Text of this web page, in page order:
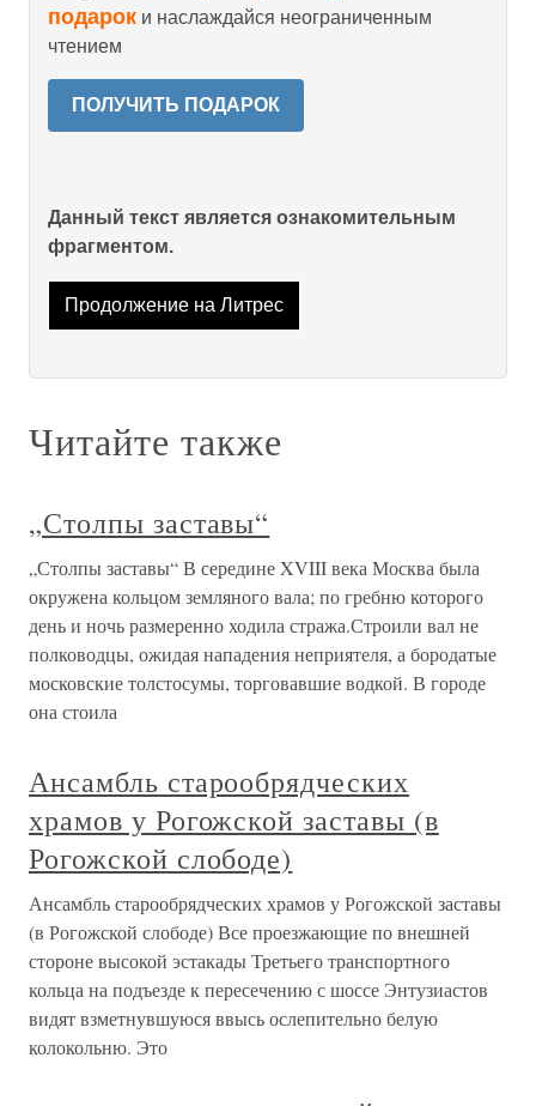
подарок и наслаждайся неограниченным
чтением
ПОЛУЧИТЬ ПОДАРОК
Данный текст является ознакомительным
фрагментом.
Продолжение на Литрес
Читайте также
„Столпы заставы“
„Столпы заставы“ В середине XVIII века Москва была
окружена кольцом земляного вала; по гребню которого
день и ночь размеренно ходила стража.Строили вал не
полководцы, ожидая нападения неприятеля, а бородатые
московские толстосумы, торговавшие водкой. В городе
она стоила
Ансамбль старообрядческих
храмов у Рогожской заставы (в
Рогожской слободе)
Ансамбль старообрядческих храмов у Рогожской заставы
(в Рогожской слободе) Все проезжающие по внешней
стороне высокой эстакады Третьего транспортного
кольца на подъезде к пересечению с шоссе Энтузиастов
видят взметнувшуюся ввысь ослепительно белую
колокольню. Это